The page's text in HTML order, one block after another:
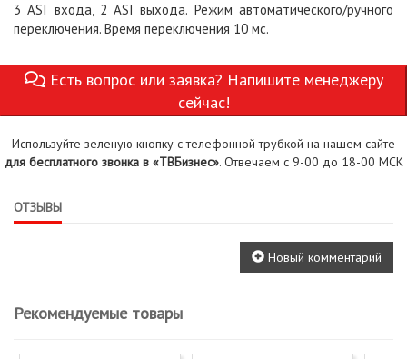
3 ASI входа, 2 ASI выхода. Режим автоматического/ручного
переключения. Время переключения 10 мс.
Есть вопрос или заявка? Напишите менеджеру
сейчас!
Используйте зеленую кнопку с телефонной трубкой на нашем сайте
для бесплатного звонка в «ТВБизнес». Отвечаем с 9-00 до 18-00 МСК
ОТЗЫВЫ
Новый комментарий
Рекомендуемые товары